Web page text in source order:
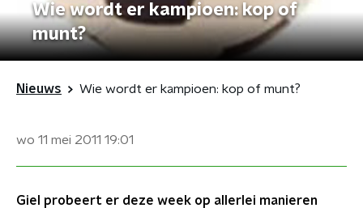
Wie wordt er kampioen: kop of
munt?
Nieuws Wie wordt er kampioen: kop of munt?
wo 11 mei 2011 19:01
Giel probeert er deze week op allerlei manieren